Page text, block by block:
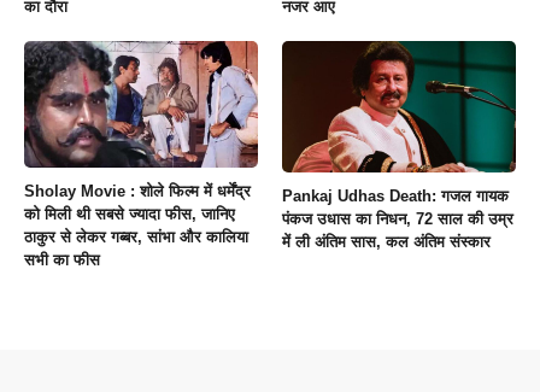
का दौरा
नजर आए
Sholay Movie : शोले फिल्म में धर्मेंद्र
को मिली थी सबसे ज्यादा फीस, जानिए
ठाकुर से लेकर गब्बर, सांभा और कालिया
सभी का फीस
Pankaj Udhas Death: गजल गायक
पंकज उधास का निधन, 72 साल की उम्र
में ली अंतिम सास, कल अंतिम संस्कार